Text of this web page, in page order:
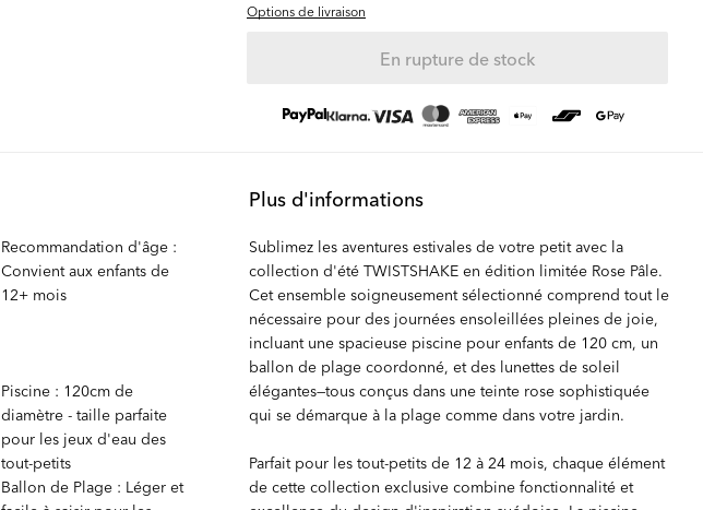
Options de livraison
En rupture de stock
Recommandation d'âge :
Convient aux enfants de
12+ mois
Piscine : 120cm de
diamètre - taille parfaite
pour les jeux d'eau des
tout-petits
Ballon de Plage : Léger et
Plus d'informations
Sublimez les aventures estivales de votre petit avec la
collection d'été TWISTSHAKE en édition limitée Rose Pâle.
Cet ensemble soigneusement sélectionné comprend tout le
nécessaire pour des journées ensoleillées pleines de joie,
incluant une spacieuse piscine pour enfants de 120 cm, un
ballon de plage coordonné, et des lunettes de soleil
élégantes—tous conçus dans une teinte rose sophistiquée
qui se démarque à la plage comme dans votre jardin.
Parfait pour les tout-petits de 12 à 24 mois, chaque élément
de cette collection exclusive combine fonctionnalité et